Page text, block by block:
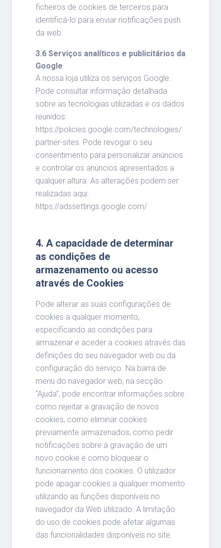
ficheiros de cookies de terceiros para
identificá-lo para enviar notificações push
da web.
3.6 Serviços analíticos e publicitários da
Google
A nossa loja utiliza os serviços Google.
Pode consultar informação detalhada
sobre as tecnologias utilizadas e os dados
reunidos:
https://policies.google.com/technologies/
partner-sites. Pode revogar o seu
consentimento para personalizar anúncios
e controlar os anúncios apresentados a
qualquer altura. As alterações podem ser
realizadas aqui:
https://adssettings.google.com/
4. A capacidade de determinar
as condições de
armazenamento ou acesso
através de Cookies
Pode alterar as suas configurações de
cookies a qualquer momento,
especificando as condições para
armazenar e aceder a cookies através das
definições do seu navegador web ou da
configuração do serviço. Na barra de
menu do navegador web, na secção
"Ajuda", pode encontrar informações sobre
como rejeitar a gravação de novos
cookies, como eliminar cookies
previamente armazenados, como pedir
notificações sobre a gravação de um
novo cookie e como bloquear o
funcionamento dos cookies. O utilizador
pode apagar cookies a qualquer momento
utilizando as funções disponíveis no
navegador da Web utilizado. A limitação
do uso de cookies pode afetar algumas
das funcionalidades disponíveis no site.